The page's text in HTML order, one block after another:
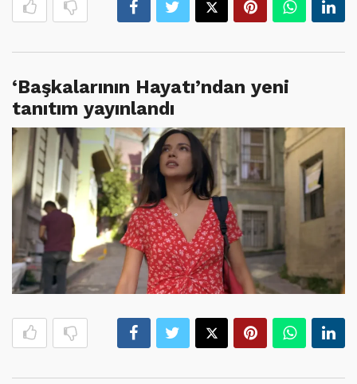
‘Başkalarının Hayatı’ndan yeni
tanıtım yayınlandı